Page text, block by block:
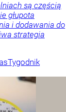
są częścią
głupota
i dodawania do
strategia
Tygodnik